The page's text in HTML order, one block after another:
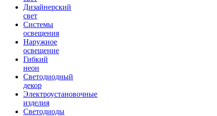
Дизайнерский
свет
Системы
освещения
Наружное
освещение
Гибкий
неон
Светодиодный
декор
Электроустановочные
изделия
Светодиоды